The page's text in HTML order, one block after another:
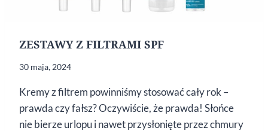
ZESTAWY Z FILTRAMI SPF
30 maja, 2024
Kremy z filtrem powinniśmy stosować cały rok –
prawda czy fałsz? Oczywiście, że prawda! Słońce
nie bierze urlopu i nawet przysłonięte przez chmury